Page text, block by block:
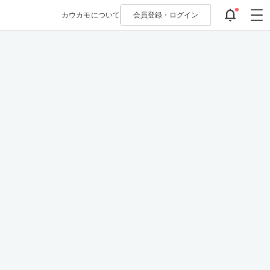
カウカモについて 会員登録・ ログイン